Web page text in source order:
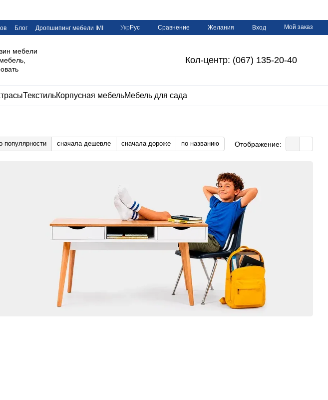
Блог
Дропшипинг мебели IMI
Укр Рус Сравнение Желания Вход Мой заказ
Кол-центр: (067) 135-20-40
ТекстильКорпусная мебельМебель для сада
популярности сначала дешевле сначала дороже по названию Отображение: